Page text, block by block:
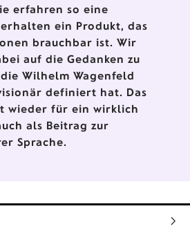
erfahren so eine
ein Produkt, das
brauchbar ist. Wir
auf die Gedanken zu
Wilhelm Wagenfeld
definiert hat. Das
wieder für ein wirklich
als Beitrag zur
Sprache.